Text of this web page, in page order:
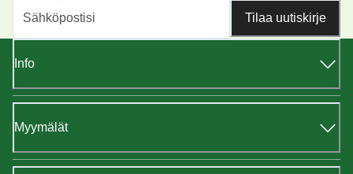
Tilaa uutiskirje
Info
Myymälät